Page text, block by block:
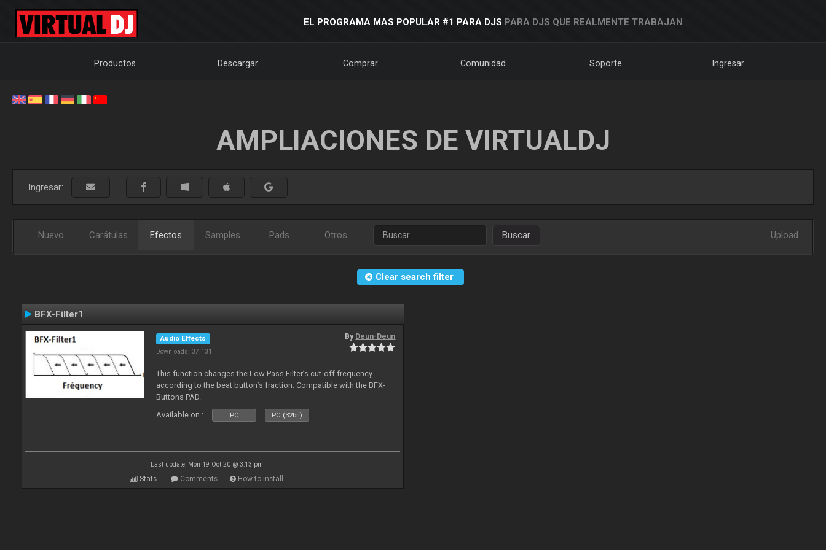
EL PROGRAMA MAS POPULAR #1 PARA DJS PARA DJS QUE REALMENTE TRABAJAN
Productos Descargar Comprar Comunidad Soporte Ingresar
AMPLIACIONES DE VIRTUALDJ
Ingresar:
Nuevo Carátulas Efectos Samples Pads Otros Buscar Upload
Clear search filter
BFX-Filter1
Audio Effects
Downloads: 37 131
By Deun-Deun
This function changes the Low Pass Filter’s cut-off frequency
according to the beat button’s fraction. Compatible with the BFX-
Buttons PAD.
Available on :
PC PC (32bit)
Last update: Mon 19 Oct 20 @ 3:13 pm
Stats Comments How to install